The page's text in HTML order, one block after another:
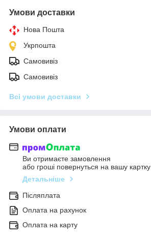
Умови доставки
Нова Пошта
Укрпошта
Самовивіз
Самовивіз
Всі умови доставки
Умови оплати
Ви отримаєте замовлення
або гроші повернуться на вашу картку
Детальніше
Післяплата
Оплата на рахунок
Оплата на карту